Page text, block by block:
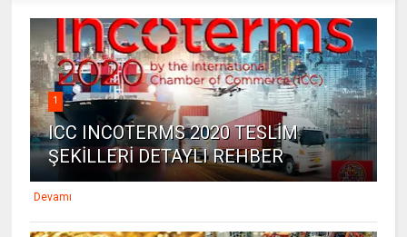
1
ICC INCOTERMS 2020 TESLİM
ŞEKİLLERİ DETAYLI REHBER
Devamı